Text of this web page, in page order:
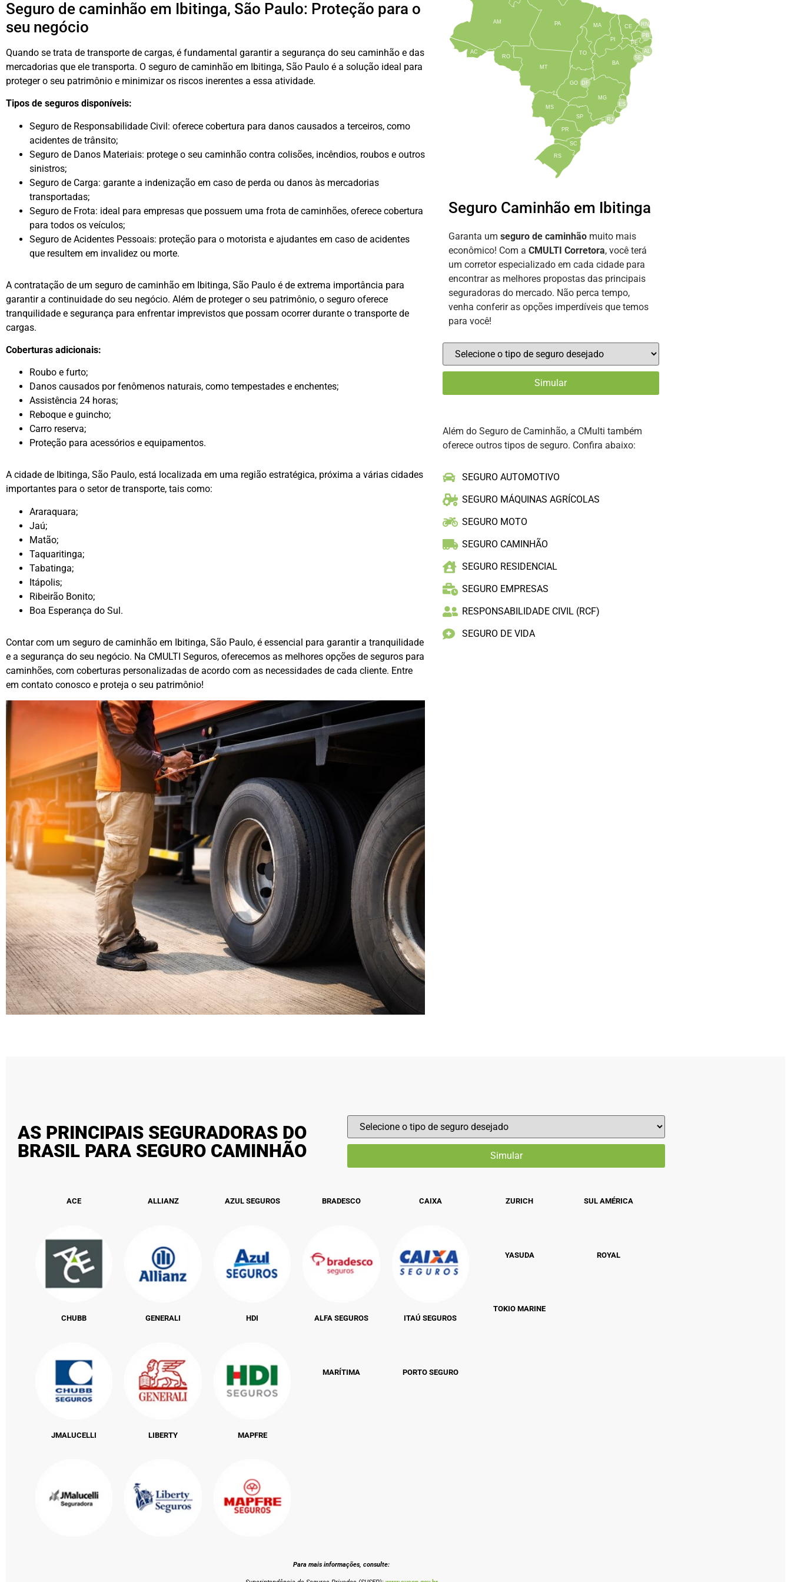
Seguro de caminhão em Ibitinga, São Paulo: Proteção para o
seu negócio
Quando se trata de transporte de cargas, é fundamental garantir a segurança do seu caminhão e das
mercadorias que ele transporta. O seguro de caminhão em Ibitinga, São Paulo é a solução ideal para
proteger o seu patrimônio e minimizar os riscos inerentes a essa atividade.
Tipos de seguros disponíveis:
Seguro de Responsabilidade Civil: oferece cobertura para danos causados a terceiros, como
acidentes de trânsito;
Seguro de Danos Materiais: protege o seu caminhão contra colisões, incêndios, roubos e outros
sinistros;
Seguro de Carga: garante a indenização em caso de perda ou danos às mercadorias
transportadas;
Seguro de Frota: ideal para empresas que possuem uma frota de caminhões, oferece cobertura
para todos os veículos;
Seguro de Acidentes Pessoais: proteção para o motorista e ajudantes em caso de acidentes
que resultem em invalidez ou morte.
A contratação de um seguro de caminhão em Ibitinga, São Paulo é de extrema importância para
garantir a continuidade do seu negócio. Além de proteger o seu patrimônio, o seguro oferece
tranquilidade e segurança para enfrentar imprevistos que possam ocorrer durante o transporte de
cargas.
Coberturas adicionais:
Roubo e furto;
Danos causados por fenômenos naturais, como tempestades e enchentes;
Assistência 24 horas;
Reboque e guincho;
Carro reserva;
Proteção para acessórios e equipamentos.
A cidade de Ibitinga, São Paulo, está localizada em uma região estratégica, próxima a várias cidades
importantes para o setor de transporte, tais como:
Araraquara;
Jaú;
Matão;
Taquaritinga;
Tabatinga;
Itápolis;
Ribeirão Bonito;
Boa Esperança do Sul.
Contar com um seguro de caminhão em Ibitinga, São Paulo, é essencial para garantir a tranquilidade
e a segurança do seu negócio. Na CMULTI Seguros, oferecemos as melhores opções de seguros para
caminhões, com coberturas personalizadas de acordo com as necessidades de cada cliente. Entre
em contato conosco e proteja o seu patrimônio!
TO
BA
SE
PE
AL
RN
CE
PI
MA
PA
AM
AC
RO
MT
MS
GO
PR
SC
RS
SP
MG
RJ
ES
DF
PB
Seguro Caminhão em Ibitinga
Garanta um seguro de caminhão muito mais
econômico! Com a CMULTI Corretora, você terá
um corretor especializado em cada cidade para
encontrar as melhores propostas das principais
seguradoras do mercado. Não perca tempo,
venha conferir as opções imperdíveis que temos
para você!
Além do Seguro de Caminhão, a CMulti também
oferece outros tipos de seguro. Confira abaixo:
SEGURO AUTOMOTIVO
SEGURO MÁQUINAS AGRÍCOLAS
SEGURO MOTO
SEGURO CAMINHÃO
SEGURO RESIDENCIAL
SEGURO EMPRESAS
RESPONSABILIDADE CIVIL (RCF)
SEGURO DE VIDA
AS PRINCIPAIS SEGURADORAS DO
BRASIL PARA SEGURO CAMINHÃO
ACE
CHUBB
JMALUCELLI
ALLIANZ
GENERALI
LIBERTY
AZUL SEGUROS
HDI
MAPFRE
BRADESCO
ALFA SEGUROS
MARÍTIMA
CAIXA
ITAÚ SEGUROS
PORTO SEGURO
ZURICH
YASUDA
TOKIO MARINE
SUL AMÉRICA
ROYAL
Para mais informações, consulte: